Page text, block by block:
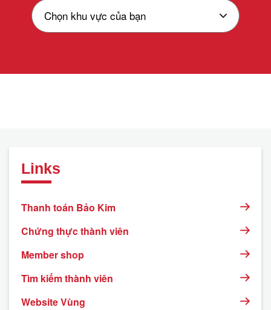
Links
Thanh toán Bảo Kim
Chứng thực thành viên
Member shop
Tìm kiếm thành viên
Website Vùng